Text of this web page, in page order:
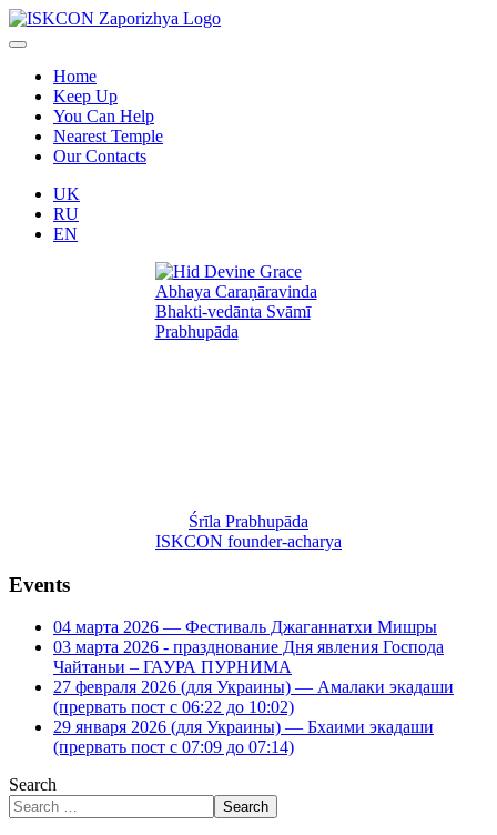
Home
Keep Up
You Can Help
Nearest Temple
Our Contacts
UK
RU
EN
Śrīla Prabhupāda
ISKCON founder-acharya
Events
04 марта 2026 — Фестиваль Джаганнатхи Мишры
03 марта 2026 - празднование Дня явления Господа
Чайтаньи – ГАУРА ПУРНИМА
27 февраля 2026 (для Украины) — Амалаки экадаши
(прервать пост с 06:22 до 10:02)
29 января 2026 (для Украины) — Бхаими экадаши
(прервать пост с 07:09 до 07:14)
Search
Search